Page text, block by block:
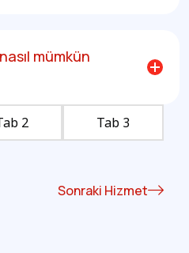
mümkün
2 Tab 3
Sonraki Hizmet